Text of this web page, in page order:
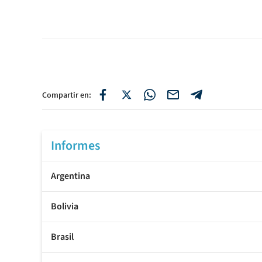
Compartir en:
Informes
Argentina
Bolivia
Brasil